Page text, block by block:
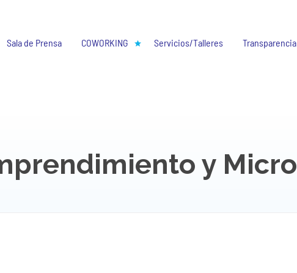
Sala de Prensa COWORKING Servicios/Talleres Transparencia
y